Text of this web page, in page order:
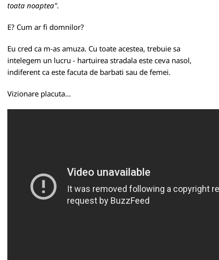
toata noaptea".
E? Cum ar fi domnilor?
Eu cred ca m-as amuza. Cu toate acestea, trebuie sa
intelegem un lucru - hartuirea stradala este ceva nasol,
indiferent ca este facuta de barbati sau de femei.
Vizionare placuta...